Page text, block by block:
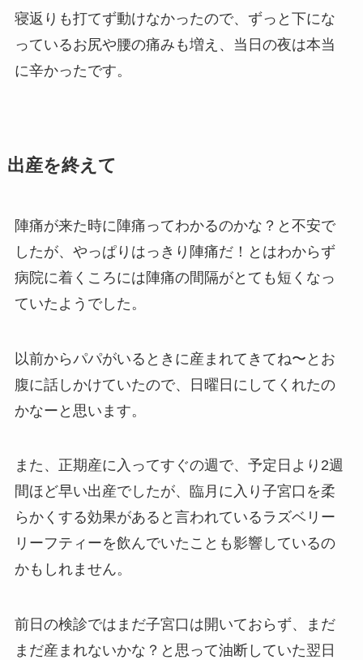
寝返りも打てず動けなかったので、ずっと下にな
っているお尻や腰の痛みも増え、当日の夜は本当
に辛かったです。
出産を終えて
陣痛が来た時に陣痛ってわかるのかな？と不安で
したが、やっぱりはっきり陣痛だ！とはわからず
病院に着くころには陣痛の間隔がとても短くなっ
ていたようでした。
以前からパパがいるときに産まれてきてね〜とお
腹に話しかけていたので、日曜日にしてくれたの
かなーと思います。
また、正期産に入ってすぐの週で、予定日より2週
間ほど早い出産でしたが、臨月に入り子宮口を柔
らかくする効果があると言われているラズベリー
リーフティーを飲んでいたことも影響しているの
かもしれません。
前日の検診ではまだ子宮口は開いておらず、まだ
まだ産まれないかな？と思って油断していた翌日